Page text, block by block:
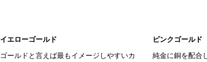
イエローゴールド
ゴールドと言えば最もイメージしやすいカ
ピンクゴールド
純金に銅を配合